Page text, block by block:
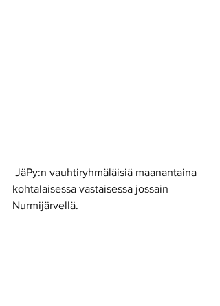
kohtalaisessa vastaisessa jossain
Nurmijärvellä.